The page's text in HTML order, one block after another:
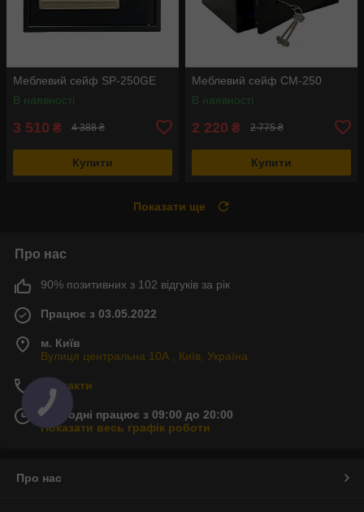
Меблевий сейф SP-250GE
В наявності
3 510 ₴ 4 388 ₴
Купити
Меблевий сейф СМ-250
В наявності
2 220 ₴ 2 775 ₴
Купити
Показати ще
Про нас
90% позитивних з 102 відгуків за рік
Працює з 03.05.2022
м. Київ
Вулиця центральна 10А , Київ, Україна
Контакти
Сьогодні працює з 09:00 до 20:00
Показати весь графік роботи
Про нас